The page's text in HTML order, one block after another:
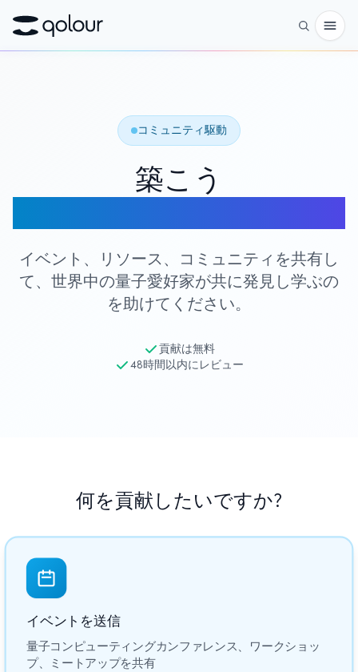
子どもと保護者
組織
技術ホワイトペーパー
リソース
ユーザーマニュアル
量子コンピュータ
アクティビティ
ガイド
コミュニティ駆動
築こう
イベント、リソース、コミュニティを共有し
て、世界中の量子愛好家が共に発見し学ぶの
を助けてください。
貢献は無料
48時間以内にレビュー
何を貢献したいですか?
イベントを送信
量子コンピューティングカンファレンス、ワークショッ
プ、ミートアップを共有